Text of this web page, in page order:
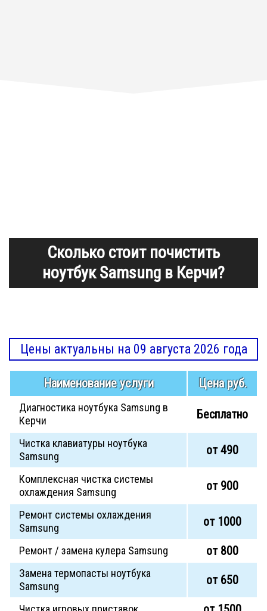
Сколько стоит почистить
ноутбук Samsung в Керчи?
Цены актуальны на 09 августа 2026 года
Наименование услуги Цена руб.
Диагностика ноутбука Samsung в
Керчи
Бесплатно
Чистка клавиатуры ноутбука
Samsung
от 490
Комплексная чистка системы
охлаждения Samsung
от 900
Ремонт системы охлаждения
Samsung
от 1000
Ремонт / замена кулера Samsung от 800
Замена термопасты ноутбука
Samsung
от 650